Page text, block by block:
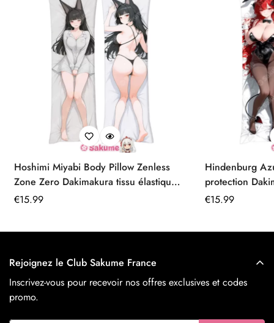
Hoshimi Miyabi Body Pillow Zenless
Zone Zero Dakimakura tissu élastique
premium
Prix
€15.99
Hindenburg
protection
Prix
€15.99
Rejoignez le Club Sakume France
Inscrivez-vous pour recevoir nos offres exclusives et codes
promo.